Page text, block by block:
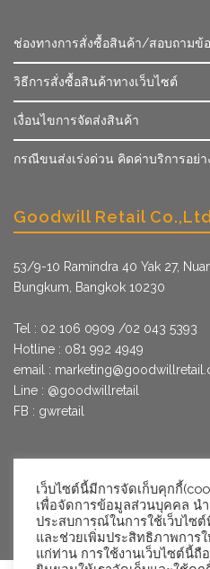
ช่องทางการสั่งซื้อสินค้า/สอบถามข้
วิธีการสั่งซื้อสินค้าทางเว็บไซต์
เงื่อนไขการจัดส่งสินค้า
กรณีขนส่งเร่งด่วน คิดค่าบริการอย่า
Goodwill Retail
53/9­-10 Ramindra 40 Yak 27,
Bungkum, Bangkok 10230
Tel : 02 106 0909 /02 043 5393
Hotline : 081 992 4949
email :
Line : @goodwillretail
FB : gwretail
นโยบายข้อมูลส่วนบุคคล
เว็บไซต์นี้มีการจัดเก็บคุกกี้
เพื่อจัดการข้อมูลส่วนบุคคล นำ
ประสบการณ์ในการใช้เว็บไซ
และช่วยเพิ่มประสิทธิภาพการ
แก่ท่าน การใช้งานเว็บไซต์นี้ถื